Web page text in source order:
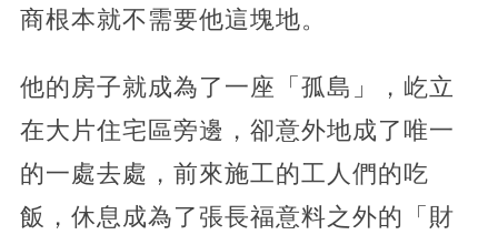
商根本就不需要他這塊地。
他的房子就成為了一座「孤島」，屹立
在大片住宅區旁邊，卻意外地成了唯一
的一處去處，前來施工的工人們的吃
飯，休息成為了張長福意料之外的「財